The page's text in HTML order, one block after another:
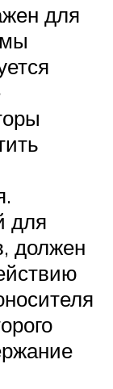
для
для
должен